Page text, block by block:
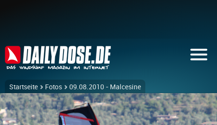
Startseite Fotos 09.08.2010 - Malcesine